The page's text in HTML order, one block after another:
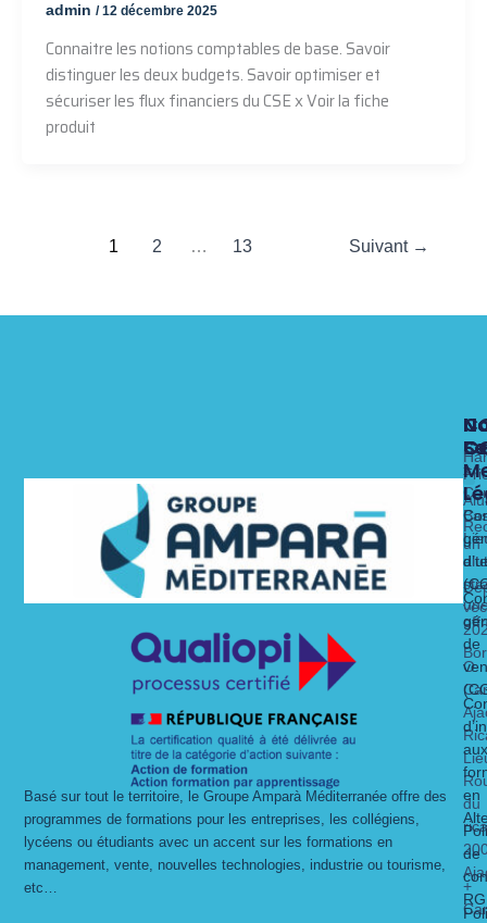
admin /12 décembre 2025
Connaitre les notions comptables de base. Savoir
distinguer les deux budgets. Savoir optimiser et
sécuriser les flux financiers du CSE x Voir la fiche
produit
1 2 … 13 Suivant →
Basé sur tout le territoire, le Groupe Amparà Méditerranée offre des
programmes de formations pour les entreprises, les collégiens,
lycéens ou étudiants avec un accent sur les formations en
management, vente, nouvelles technologies, industrie ou tourisme,
etc…
un
x
dit
O
du
+
de
aux
en
de